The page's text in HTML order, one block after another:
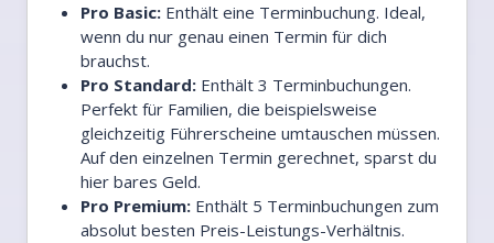
Pro Basic: Enthält eine Terminbuchung. Ideal,
wenn du nur genau einen Termin für dich
brauchst.
Pro Standard: Enthält 3 Terminbuchungen.
Perfekt für Familien, die beispielsweise
gleichzeitig Führerscheine umtauschen müssen.
Auf den einzelnen Termin gerechnet, sparst du
hier bares Geld.
Pro Premium: Enthält 5 Terminbuchungen zum
absolut besten Preis-Leistungs-Verhältnis.